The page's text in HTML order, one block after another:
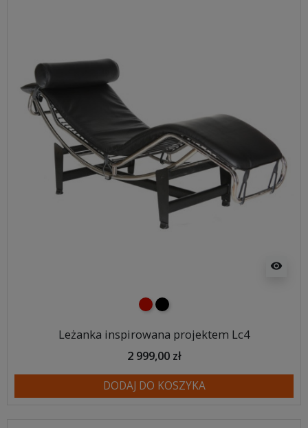
visibility
czerwony
czarny
Leżanka inspirowana projektem Lc4
2 999,00 zł
DODAJ DO KOSZYKA